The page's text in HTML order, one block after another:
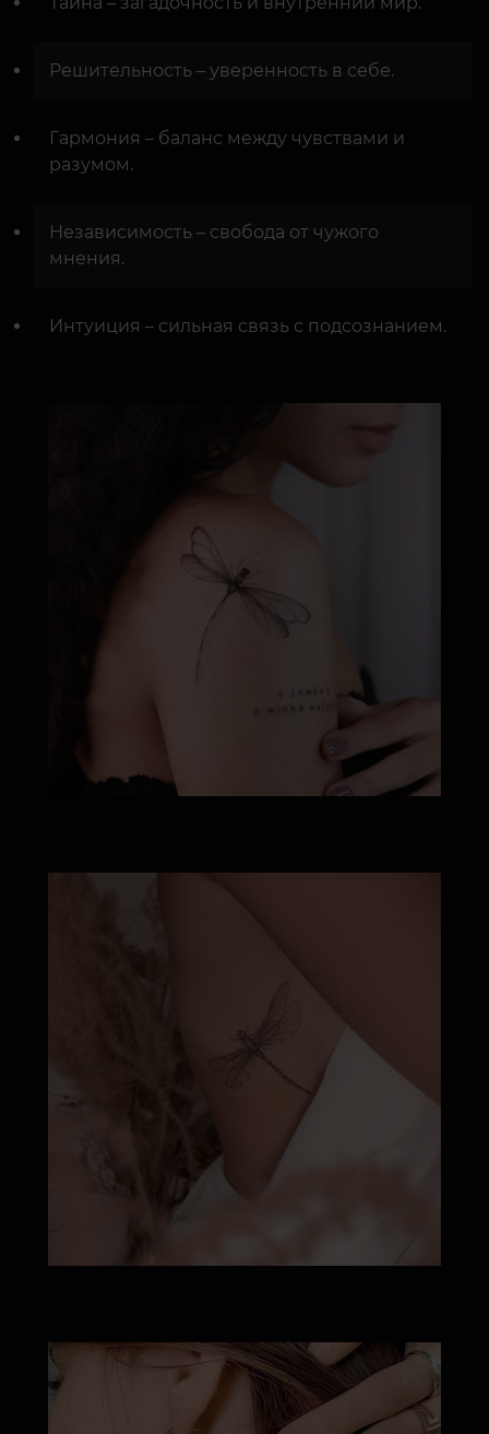
Решительность – уверенность в себе.
Гармония – баланс между чувствами и
разумом.
Независимость – свобода от чужого
мнения.
Интуиция – сильная связь с подсознанием.